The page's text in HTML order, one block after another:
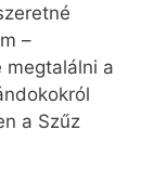
–
megtalálni a
a Szűz